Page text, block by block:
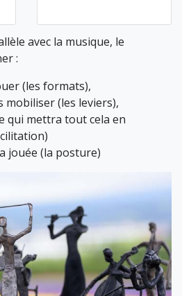
avec la musique, le
:
(les formats),
(les leviers),
qui mettra tout cela en
jouée (la posture)